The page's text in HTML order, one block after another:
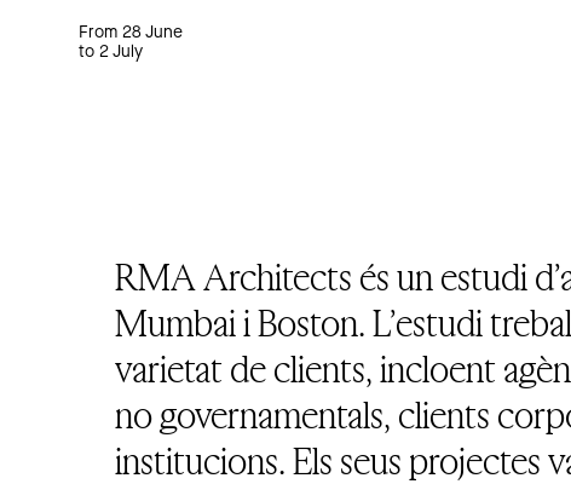
From 28 June
to 2 July
RMA Architects és un estudi
Mumbai i Boston. L’estudi
varietat de clients, incloent
no governamentals, clients
institucions. Els seus projectes